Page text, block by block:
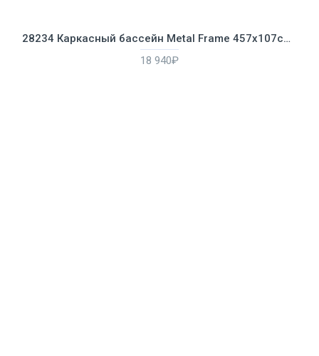
28234 Каркасный бассейн Metal Frame 457х107см, 14614л, фильтр-насос 3785л/ч, лестница, тент, подстилка
18 940₽